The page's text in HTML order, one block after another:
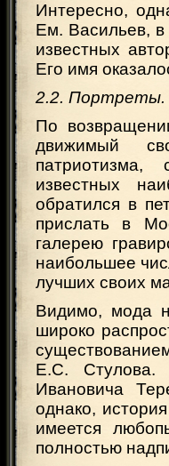
Интересно,
Ем. Васильев, в
известных
Его имя
2.2. Портреты.
По
движимый
патриотизма,
известных
обратился в
прислать в
галерею
наибольшее
лучших своих
Видимо, мода
широко
Е.С. Стулова.
Ивановича
однако,
имеется
полностью